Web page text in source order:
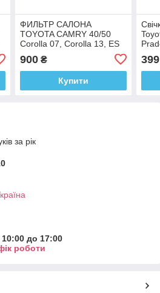
ФИЛЬТР САЛОНА
TOYOTA CAMRY 40/50
Corolla 07, Corolla 13, ES
350, FJ Cruiser, LEXUS IS
GS 350 LX07 RX RAV4
900₴
Купити
LS
399
за рік
до 17:00
роботи